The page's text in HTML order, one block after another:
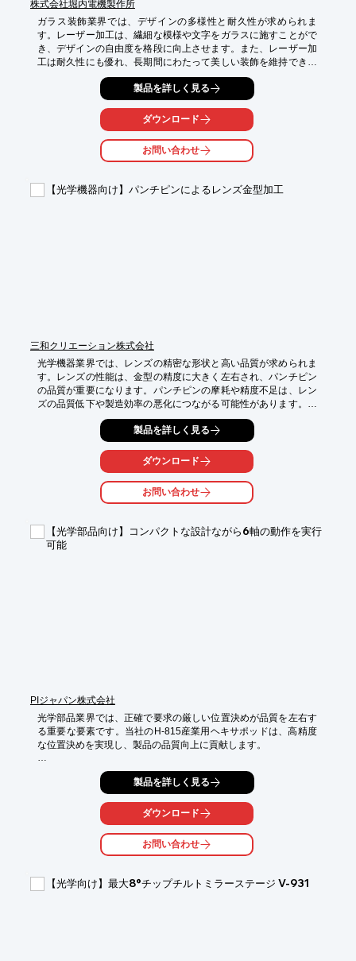
株式会社堀内電機製作所
ガラス装飾業界では、デザインの多様性と耐久性が求められま
す。レーザー加工は、繊細な模様や文字をガラスに施すことがで
き、デザインの自由度を格段に向上させます。また、レーザー加
工は耐久性にも優れ、長期間にわたって美しい装飾を維持できま
す。当社の高出力CO2レーザマーカーは、ガラスへの穴あけや切
断、彫刻を可能にし、装飾の幅を広げます。
【活用シーン】
・ガラス製品へのデザイン加工
・看板やディスプレイの製作
・インテリア装飾
・高精度な加工による高品質な仕上がり
製品を詳しく見る
ダウンロード
お問い合わせ
【光学機器向け】パンチピンによるレンズ金型加工
三和クリエーション株式会社
光学機器業界では、レンズの精密な形状と高い品質が求められま
す。レンズの性能は、金型の精度に大きく左右され、パンチピン
の品質が重要になります。パンチピンの摩耗や精度不足は、レン
ズの品質低下や製造効率の悪化につながる可能性があります。当
社パンチピンは、超硬合金やPCD(人工多結晶ダイヤモンド)等の
材質を使用し、レンズ金型加工における高い精度と耐久性を実現
【活用シーン】
・レンズ金型加工
・精密部品加工
【導入の効果】
・レンズの高品質化
製品を詳しく見る
ダウンロード
お問い合わせ
【光学部品向け】コンパクトな設計ながら6軸の動作を実行
可能
PIジャパン株式会社
光学部品業界では、正確で要求の厳しい位置決めが品質を左右す
る重要な要素です。当社のH-815産業用ヘキサポッドは、高精度
な位置決めを実現し、製品の品質向上に貢献します。
【活用シーン】
・フォトニクスにおける要求の厳しいアライメントプロセスに対
・レンズやその他の光学部品などの極めて小さな部品のアライメ
【導入の効果】
・小さな部品のアライメント
・高負荷サイクルに対応した長寿命設計
製品を詳しく見る
ダウンロード
お問い合わせ
【光学向け】最大8°チップチルトミラーステージ V-931